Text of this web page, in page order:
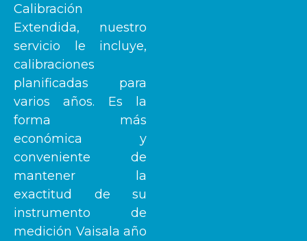
Calibración
Extendida, nuestro
servicio le incluye,
calibraciones
planificadas para
varios años. Es la
forma más
económica y
conveniente de
mantener la
exactitud de su
instrumento de
medición Vaisala año